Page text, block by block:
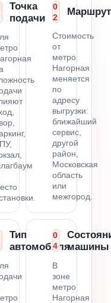
Точка
подачи
0
2
Маршрут
Стоимость
от
метро
Нагорная
меняется
по
адресу
выгрузки:
ближайший
сервис,
другой
район,
Московская
область
или
межгород.
Тип
автомобиля
0
4
машины
В
зоне
метро
Нагорная